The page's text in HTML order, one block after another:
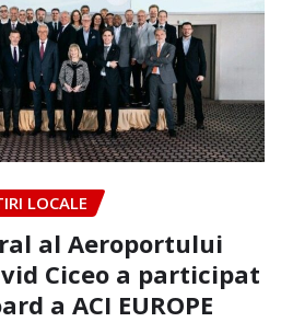
LOCALE
al Aeroportului
Ciceo a participat
a ACI EUROPE